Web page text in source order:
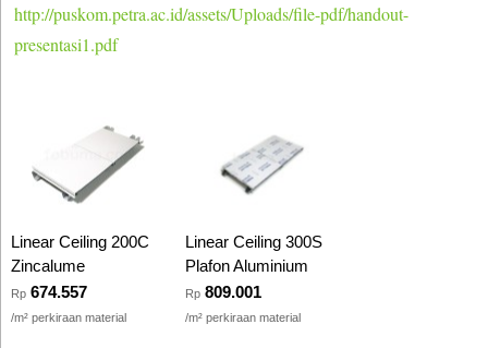
http://puskom.petra.ac.id/assets/Uploads/file-pdf/handout-
presentasi1.pdf
Linear Ceiling 200C
Zincalume
Rp 674.557
/m² perkiraan material
Linear Ceiling 300S
Plafon Aluminium
Rp 809.001
/m² perkiraan material